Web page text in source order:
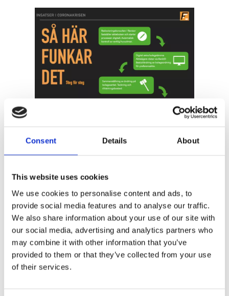
Consent Details About
This website uses cookies
We use cookies to personalise content and ads, to
provide social media features and to analyse our traffic.
We also share information about your use of our site with
our social media, advertising and analytics partners who
may combine it with other information that you’ve
provided to them or that they’ve collected from your use
of their services.
Lämna ett svar
Din e-postadress kommer inte publiceras.
Obligatoriska fält är
märkta*
Kommentar*